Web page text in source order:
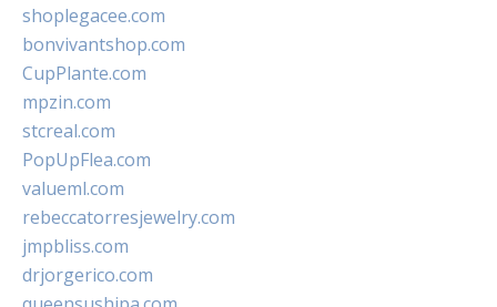
shoplegacee.com
bonvivantshop.com
CupPlante.com
mpzin.com
stcreal.com
PopUpFlea.com
valueml.com
rebeccatorresjewelry.com
jmpbliss.com
drjorgerico.com